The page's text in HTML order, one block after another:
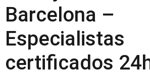
Barcelona –
Especialistas
certificados